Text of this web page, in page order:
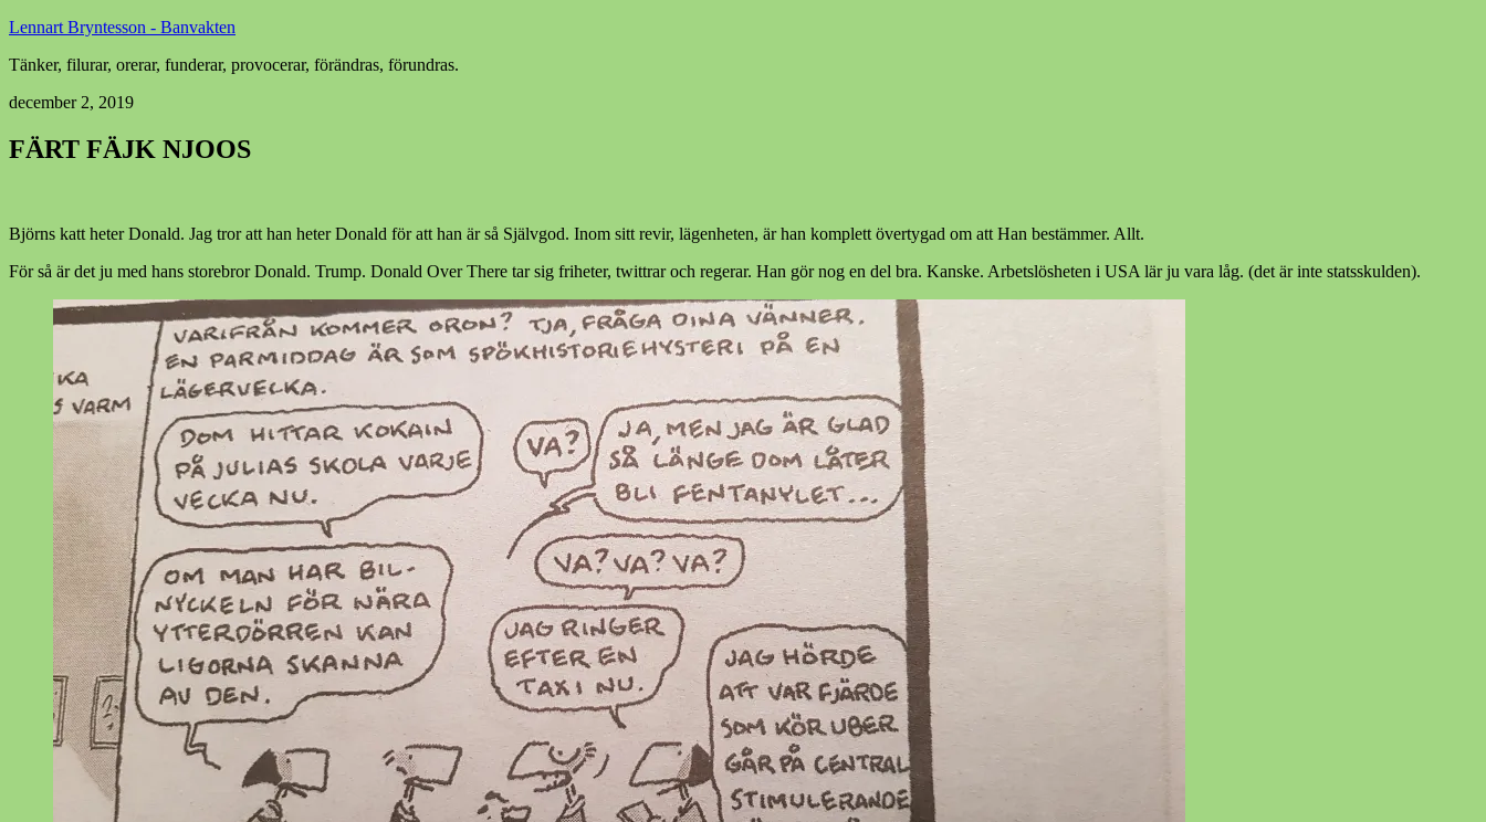
Lennart Bryntesson - Banvakten
Tänker, filurar, orerar, funderar, provocerar, förändras, förundras.
december 2, 2019
FÄRT FÄJK NJOOS
Björns katt heter Donald. Jag tror att han heter Donald för att han är så Självgod. Inom sitt revir, lägenheten, är han komplett övertygad om att Han bestämmer. Allt.
För så är det ju med hans storebror Donald. Trump. Donald Over There tar sig friheter, twittrar och regerar. Han gör nog en del bra. Kanske. Arbetslösheten i USA lär ju vara låg. (det är inte statsskulden).